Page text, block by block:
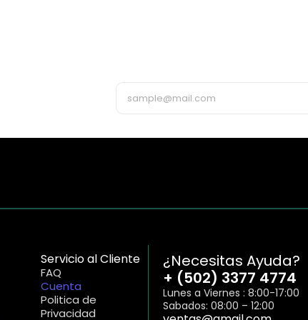
Servicio al Cliente
FAQ
Cuenta
Politica de
Privacidad
¿Necesitas Ayuda?
+ (502) 3377 4774
Lunes a Viernes : 8:00-17:00
Sabados: 08:00 – 12:00